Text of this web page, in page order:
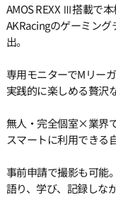
AMOS REXX Ⅲ搭載で本
AKRacingのゲーミン
出。
専用モニターでMリー
実践的に楽しめる贅沢
無人・完全個室×業界
スマートに利用できる
事前申請で撮影も可能。
語り、学び、記録しな